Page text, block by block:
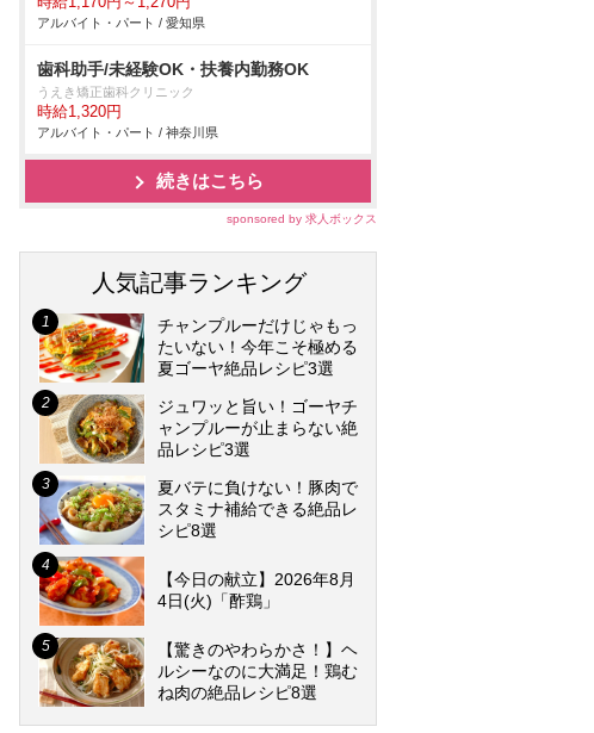
アルバイト・パート / 愛知県
歯科助手/未経験OK・扶養内勤務OK
うえき矯正歯科クリニック
時給1,320円
アルバイト・パート / 神奈川県
続きはこちら
sponsored by 求人ボックス
人気記事ランキング
チャンプルーだけじゃもっ
たいない！今年こそ極める
夏ゴーヤ絶品レシピ3選
ジュワッと旨い！ゴーヤチ
ャンプルーが止まらない絶
品レシピ3選
夏バテに負けない！豚肉で
スタミナ補給できる絶品レ
シピ8選
【今日の献立】2026年8月
4日(火)「酢鶏」
【驚きのやわらかさ！】ヘ
ルシーなのに大満足！鶏む
ね肉の絶品レシピ8選